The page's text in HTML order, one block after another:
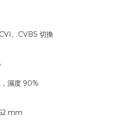
、CVBS 切換
濕度 90%
mm